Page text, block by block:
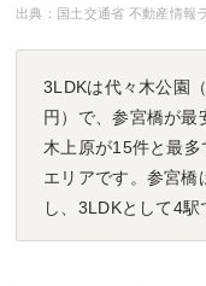
出典：国土交通省 不動産情報
3LDKは代々木公園
円）で、参宮橋が最
木上原が15件と最
エリアです。参宮
し、3LDKとして4駅